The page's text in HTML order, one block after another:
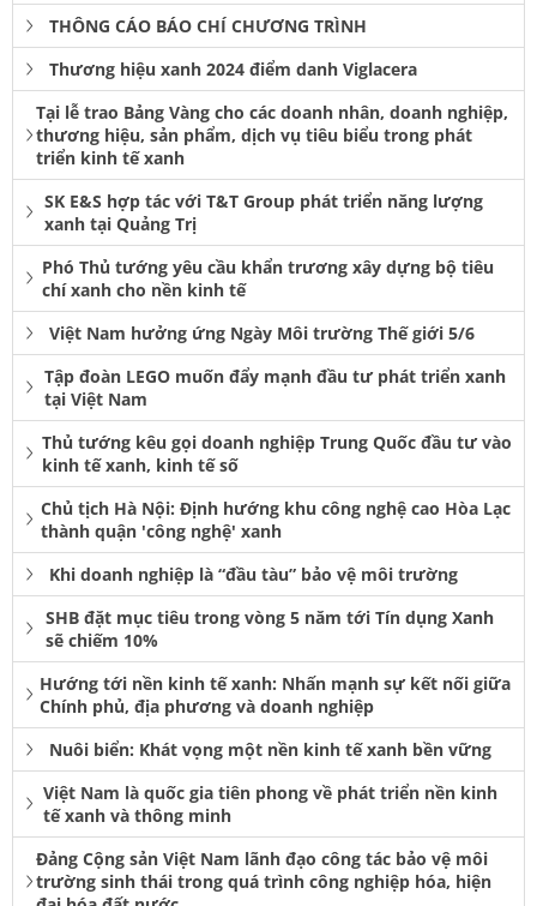
THÔNG CÁO BÁO CHÍ CHƯƠNG TRÌNH
Thương hiệu xanh 2024 điểm danh Viglacera
Tại lễ trao Bảng Vàng cho các doanh nhân, doanh nghiệp,
thương hiệu, sản phẩm, dịch vụ tiêu biểu trong phát
triển kinh tế xanh
SK E&S hợp tác với T&T Group phát triển năng lượng
xanh tại Quảng Trị
Phó Thủ tướng yêu cầu khẩn trương xây dựng bộ tiêu
chí xanh cho nền kinh tế
Việt Nam hưởng ứng Ngày Môi trường Thế giới 5/6
Tập đoàn LEGO muốn đẩy mạnh đầu tư phát triển xanh
tại Việt Nam
Thủ tướng kêu gọi doanh nghiệp Trung Quốc đầu tư vào
kinh tế xanh, kinh tế số
Chủ tịch Hà Nội: Định hướng khu công nghệ cao Hòa Lạc
thành quận 'công nghệ' xanh
Khi doanh nghiệp là “đầu tàu” bảo vệ môi trường
SHB đặt mục tiêu trong vòng 5 năm tới Tín dụng Xanh
sẽ chiếm 10%
Hướng tới nền kinh tế xanh: Nhấn mạnh sự kết nối giữa
Chính phủ, địa phương và doanh nghiệp
Nuôi biển: Khát vọng một nền kinh tế xanh bền vững
Việt Nam là quốc gia tiên phong về phát triển nền kinh
tế xanh và thông minh
Đảng Cộng sản Việt Nam lãnh đạo công tác bảo vệ môi
trường sinh thái trong quá trình công nghiệp hóa, hiện